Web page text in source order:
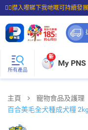
☝🏼㩒入嚟睇下我哋嘅可持續發
⭐購物滿$399即享免費送貨；
所有產品
新
My PNS
主頁 寵物食品及護理
百合美毛全犬種成犬糧